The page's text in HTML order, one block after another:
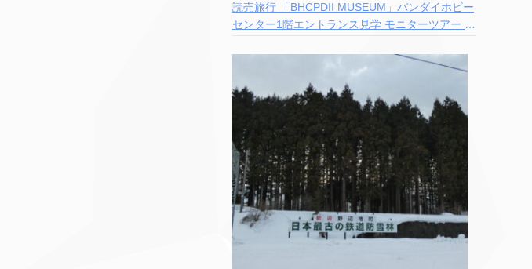
読売旅行 「BHCPDII MUSEUM」バンダイホビー
センター1階エントランス見学 モニターツアー 参